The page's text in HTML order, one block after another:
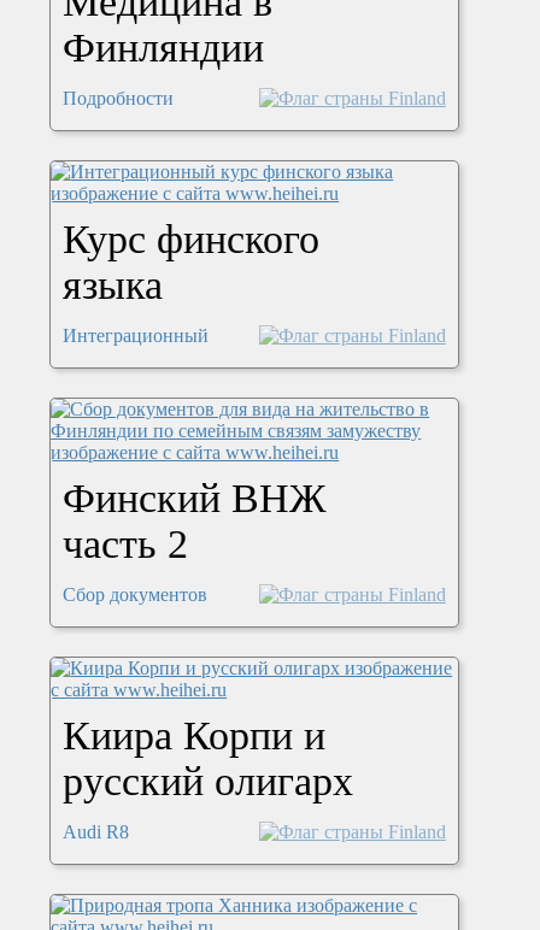
Финляндии
Подробности
Курс финского
языка
Интеграционный
Финский ВНЖ
часть 2
Сбор документов
Киира Корпи и
русский олигарх
Audi R8